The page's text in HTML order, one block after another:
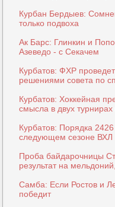
Курбан Бердыев:
только подвоха
Ак Барс: Глинкин и
Азеведо - с Секачем
Курбатов: ФХР
решениями совета по
Курбатов: Хоккейная
смысла в двух турнирах
Курбатов: Порядка 2426
следующем сезоне ВХЛ
Проба байдарочницы
результат на
Самба: Если Ростов и
победит